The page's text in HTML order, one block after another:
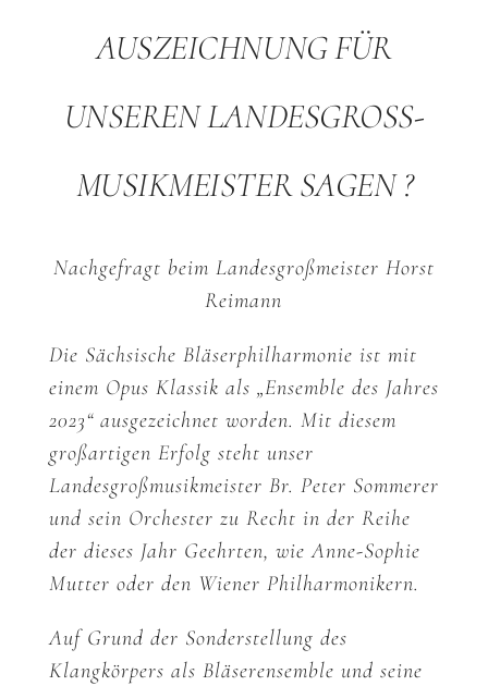
AUSZEICHNUNG FÜR
UNSEREN LANDESGROSS-
MUSIKMEISTER SAGEN ?
Nachgefragt beim Landesgroßmeister Horst
Reimann
Die Sächsische Bläserphilharmonie ist mit
einem Opus Klassik als „Ensemble des Jahres
2023“ ausgezeichnet worden. Mit diesem
großartigen Erfolg steht unser
Landesgroßmusikmeister Br. Peter Sommerer
und sein Orchester zu Recht in der Reihe
der dieses Jahr Geehrten, wie Anne-Sophie
Mutter oder den Wiener Philharmonikern.
Auf Grund der Sonderstellung des
Klangkörpers als Bläserensemble und seine